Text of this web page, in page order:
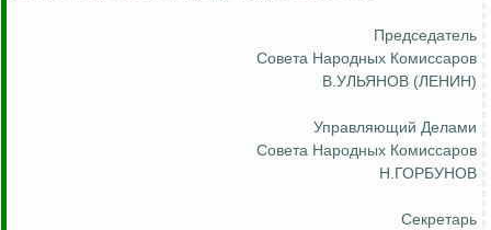
Председатель
Совета Народных Комиссаров
В.УЛЬЯНОВ (ЛЕНИН)
Управляющий Делами
Совета Народных Комиссаров
Н.ГОРБУНОВ
Секретарь